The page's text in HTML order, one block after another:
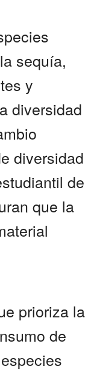
sequía,
y
diversidad
diversidad
de
que la
prioriza la
de